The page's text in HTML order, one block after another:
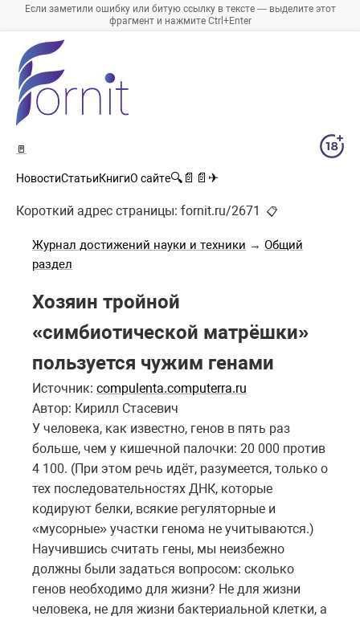
Если заметили ошибку или битую ссылку в тексте — выделите этот
фрагмент и нажмите Ctrl+Enter
🚪
НовостиСтатьиКнигиО сайте🔍 📄 📄 ✈
Короткий адрес страницы: fornit.ru/2671 📋
Журнал достижений науки и техники → Общий
раздел
Хозяин тройной
«симбиотической матрёшки»
пользуется чужим генами
Источник: compulenta.computerra.ru
Автор: Кирилл Стасевич
У человека, как известно, генов в пять раз
больше, чем у кишечной палочки: 20 000 против
4 100. (При этом речь идёт, разумеется, только о
тех последовательностях ДНК, которые
кодируют белки, всякие регуляторные и
«мусорные» участки генома не учитываются.)
Научившись считать гены, мы неизбежно
должны были задаться вопросом: сколько
генов необходимо для жизни? Не для жизни
человека, не для жизни бактериальной клетки, а